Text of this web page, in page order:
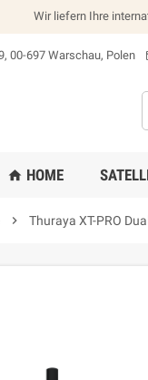
Wir liefern Ihre
00-697 Warschau, Polen
home HOME
chevron_right Thuraya XT-PRO